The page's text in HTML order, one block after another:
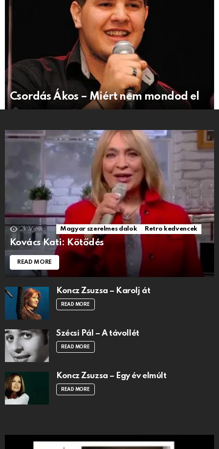
Csordás Ákos – Miért nem mondod el
2k Views Magyar szerelmes dalok Retro kedvencek
Kovács Kati: Kötődés
READ MORE
Koncz Zsuzsa – Karolj át
READ MORE
Szécsi Pál – A távollét
READ MORE
Koncz Zsuzsa – Egy év elmúlt
READ MORE